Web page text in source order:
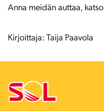
Anna meidän auttaa, katso
Kirjoittaja: Taija Paavola